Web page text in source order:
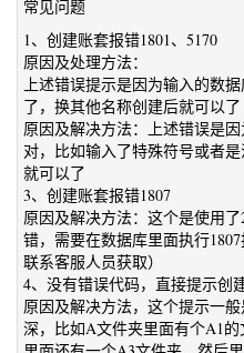
常见问题
1、创建账套报错1801、5170
原因及处理方法：
上述错误提示是因为输入的数
了，换其他名称创建后就可以
原因及解决方法：上述错误是
对，比如输入了特殊符号或者
就可以了
3、创建账套报错1807
原因及解决方法：这个是使用
错，需要在数据库里面执行
联系客服人员获取）
4、没有错误代码，直接提示创
原因及解决方法，这个提示一
深，比如A文件夹里面有个A1